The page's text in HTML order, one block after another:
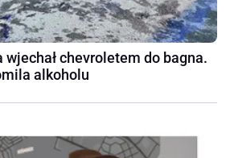
chevroletem do bagna.
alkoholu